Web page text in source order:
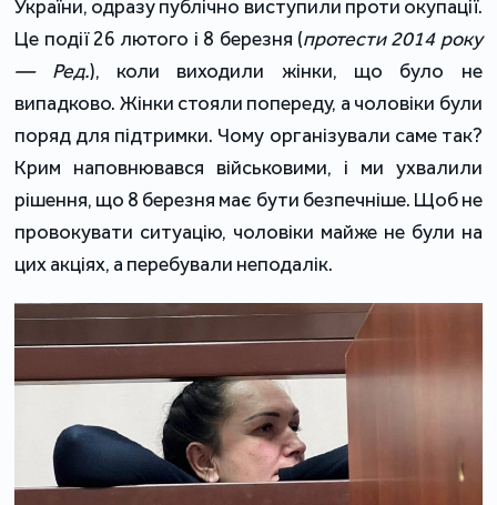
України, одразу публічно виступили проти окупації.
Це події 26 лютого і 8 березня (протести 2014 року
— Ред.), коли виходили жінки, що було не
випадково. Жінки стояли попереду, а чоловіки були
поряд для підтримки. Чому організували саме так?
Крим наповнювався військовими, і ми ухвалили
рішення, що 8 березня має бути безпечніше. Щоб не
провокувати ситуацію, чоловіки майже не були на
цих акціях, а перебували неподалік.